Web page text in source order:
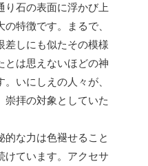
り石の表面に浮かび上
の特徴です。まるで、
差しにも似たその模様
とは思えないほどの神
いにしえの人々が、
崇拝の対象としていた
的な力は色褪せること
けています。アクセサ